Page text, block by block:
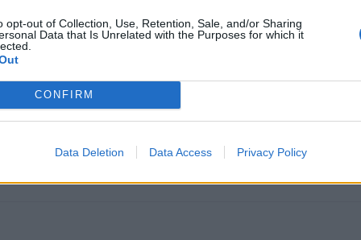
opt-out of Collection, Use, Retention, Sale, and/or Sharing
Data that Is Unrelated with the Purposes for which it
CONFIRM
Data Deletion Data Access Privacy Policy